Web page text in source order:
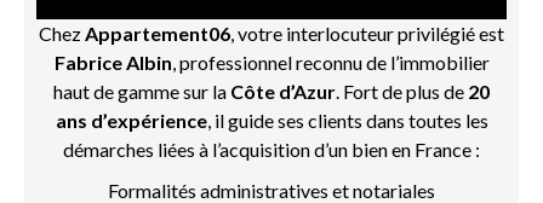
ChezAppartement06, votre interlocuteur privilégié est
Fabrice Albin, professionnel reconnu de l’immobilier
haut de gamme sur la Côte d’Azur. Fort de plus de 20
ans d’expérience, il guide ses clients dans toutes les
démarches liées à l’acquisition d’un bien en France :
Formalités administratives et notariales